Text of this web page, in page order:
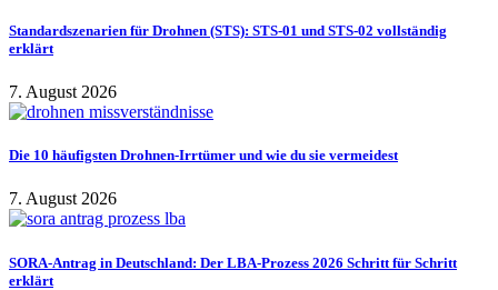
Standardszenarien für Drohnen (STS): STS-01 und STS-02 vollständig
erklärt
7. August 2026
Die 10 häufigsten Drohnen-Irrtümer und wie du sie vermeidest
7. August 2026
SORA-Antrag in Deutschland: Der LBA-Prozess 2026 Schritt für Schritt
erklärt